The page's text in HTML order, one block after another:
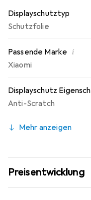
Displayschutztyp
Schutzfolie
Passende Marke i
Xiaomi
Displayschutz
Anti-Scratch
Mehr anzeigen
Preisentwicklung